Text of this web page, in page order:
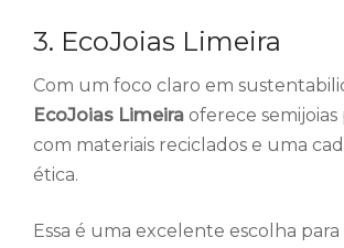
3. EcoJoias Limeira
Com um foco claro em
EcoJoias Limeira oferece
com materiais reciclados e uma
ética.
Essa é uma excelente escolha